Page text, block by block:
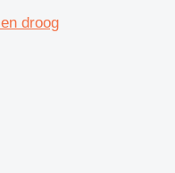
droog